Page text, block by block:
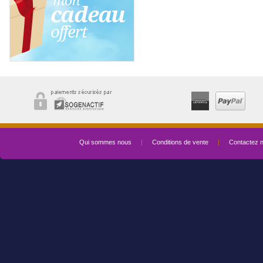
Qui sommes nous | Conditions de vente | Contactez